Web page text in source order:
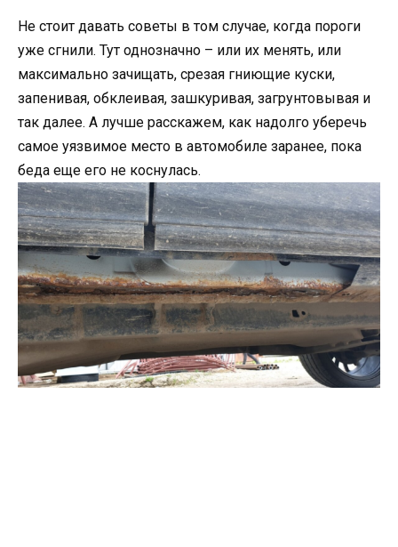
Не стоит давать советы в том случае, когда пороги
уже сгнили. Тут однозначно – или их менять, или
максимально зачищать, срезая гниющие куски,
запенивая, обклеивая, зашкуривая, загрунтовывая и
так далее. А лучше расскажем, как надолго уберечь
самое уязвимое место в автомобиле заранее, пока
беда еще его не коснулась.